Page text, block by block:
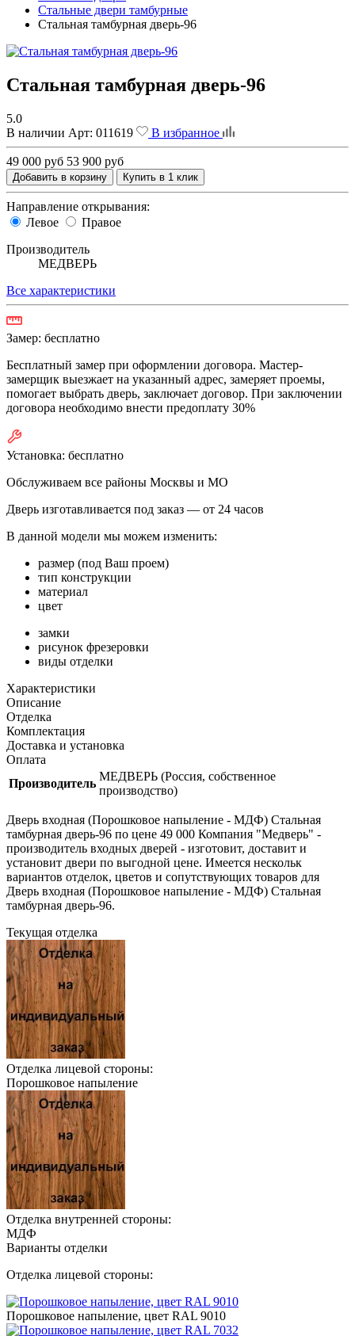
Стальные двери тамбурные
Стальная тамбурная дверь-96
Стальная тамбурная дверь-96
5.0
В наличии Арт: 011619 В избранное
49 000 руб 53 900 руб
Добавить в корзину Купить в 1 клик
Направление открывания:
Левое
Правое
Производитель
МЕДВЕРЬ
Все характеристики
Замер: бесплатно
Бесплатный замер при оформлении договора. Мастер-
замерщик выезжает на указанный адрес, замеряет проемы,
помогает выбрать дверь, заключает договор. При заключении
договора необходимо внести предоплату 30%
Установка: бесплатно
Обслуживаем все районы Москвы и МО
Дверь изготавливается под заказ — от 24 часов
В данной модели мы можем изменить:
размер (под Ваш проем)
тип конструкции
материал
цвет
замки
рисунок фрезеровки
виды отделки
Характеристики
Описание
Отделка
Комплектация
Доставка и установка
Оплата
Производитель
МЕДВЕРЬ (Россия, собственное
производство)
Дверь входная (Порошковое напыление - МДФ) Стальная
тамбурная дверь-96 по цене 49 000 Компания "Медверь" -
производитель входных дверей - изготовит, доставит и
установит двери по выгодной цене. Имеется нескольк
вариантов отделок, цветов и сопутствующих товаров для
Дверь входная (Порошковое напыление - МДФ) Стальная
тамбурная дверь-96.
Текущая отделка
Отделка лицевой стороны:
Порошковое напыление
Отделка внутренней стороны:
МДФ
Варианты отделки
Отделка лицевой стороны:
Порошковое напыление, цвет RAL 9010